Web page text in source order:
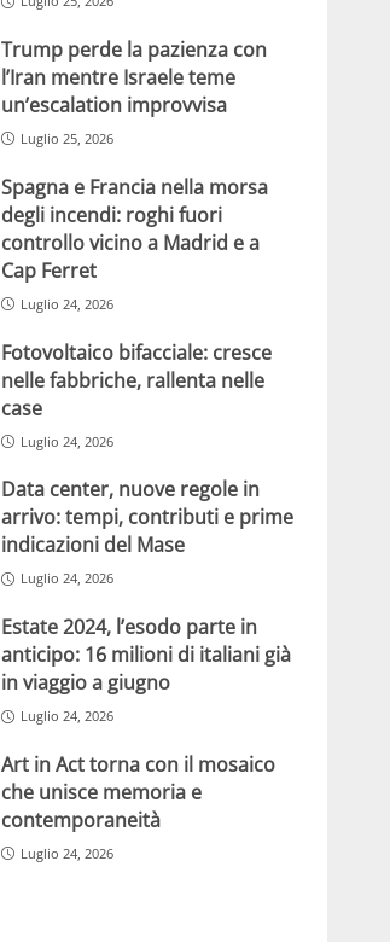
Trump perde la pazienza con
l’Iran mentre Israele teme
un’escalation improvvisa
Luglio 25, 2026
Spagna e Francia nella morsa
degli incendi: roghi fuori
controllo vicino a Madrid e a
Cap Ferret
Luglio 24, 2026
Fotovoltaico bifacciale: cresce
nelle fabbriche, rallenta nelle
case
Luglio 24, 2026
Data center, nuove regole in
arrivo: tempi, contributi e prime
indicazioni del Mase
Luglio 24, 2026
Estate 2024, l’esodo parte in
anticipo: 16 milioni di italiani già
in viaggio a giugno
Luglio 24, 2026
Art in Act torna con il mosaico
che unisce memoria e
contemporaneità
Luglio 24, 2026